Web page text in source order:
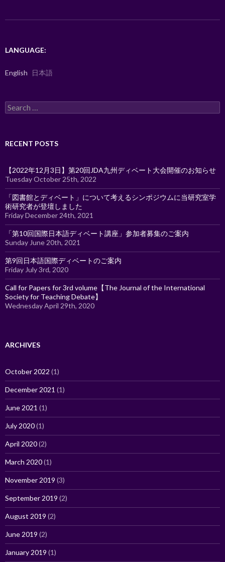
k
LANGUAGE:
English 日本語
Search
for:
RECENT POSTS
【2022年12月3日】第20回JDA九州ディベート大会開催のお知らせ
Tuesday October 25th, 2022
「図書館とディベート」について考えるシンポジウムに当研究室学
術研究者が登壇しました
Friday December 24th, 2021
「第10回国際日本語ディベート講座」参加者募集のご案内
Sunday June 20th, 2021
第9回日本語国際ディベートのご案内
Friday July 3rd, 2020
Call for Papers for 3rd volume【The Journal of the International
Society for Teaching Debate】
Wednesday April 29th, 2020
ARCHIVES
October 2022 (1)
December 2021 (1)
June 2021 (1)
July 2020(1)
April 2020(2)
March 2020(1)
November 2019 (3)
September 2019 (2)
August 2019 (2)
June 2019 (2)
January 2019 (1)